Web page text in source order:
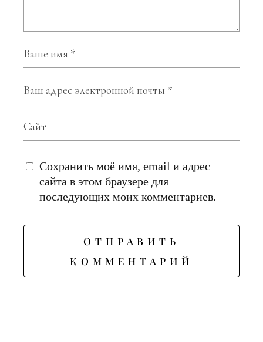
Сохранить моё имя, email и адрес
сайта в этом браузере для
последующих моих комментариев.
ОТПРАВИТЬ
КОММЕНТАРИЙ